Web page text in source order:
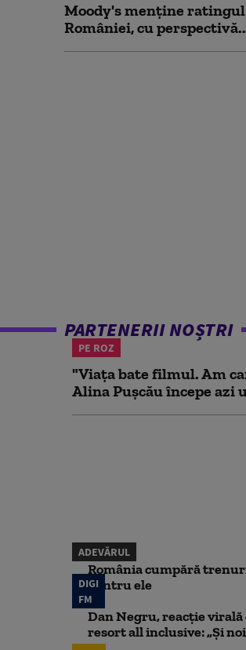
Moody's menține
României, cu
PARTENERII NOȘTRI
PE ROZ
"Viața bate filmul. Am
Alina Pușcău începe azi
ADEVĂRUL
România cumpără
pentru ele
DIGI
FM
Dan Negru, reacție virală
resort all inclusive: „Și